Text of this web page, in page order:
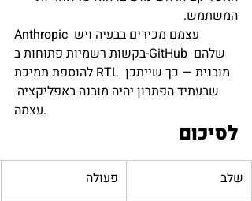
המשתמש.
Anthropic עצמם מכירים בבעיה ויש
בקשות רשמיות פתוחות ב-GitHub שלהם
להוספת תמיכת RTL מובנית — כך שייתכן
שבעתיד הפתרון יהיה מובנה באפליקציה
עצמה.
לסיכום
שלב פעולה